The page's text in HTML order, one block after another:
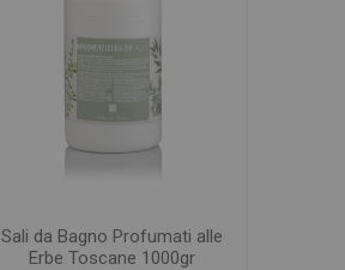
Sali da Bagno Profumati alle
Erbe Toscane 1000gr